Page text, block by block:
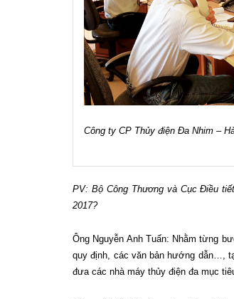
Công ty CP Thủy điện Đa Nhim –
PV: Bộ Công Thương và Cục Điều
2017?
Ông Nguyễn Anh Tuấn: Nhằm từng
quy định, các văn bản hướng dẫn…,
đưa các nhà máy thủy điện đa mục